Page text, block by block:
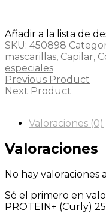
Añadir a la lista de
SKU: 450898
mascarillas, Capilar,
especiales
Previous Product
Next Product
Valoraciones (0)
Valoraciones
No hay valoraciones
Sé el primero en
PROTEIN+ (Curly)